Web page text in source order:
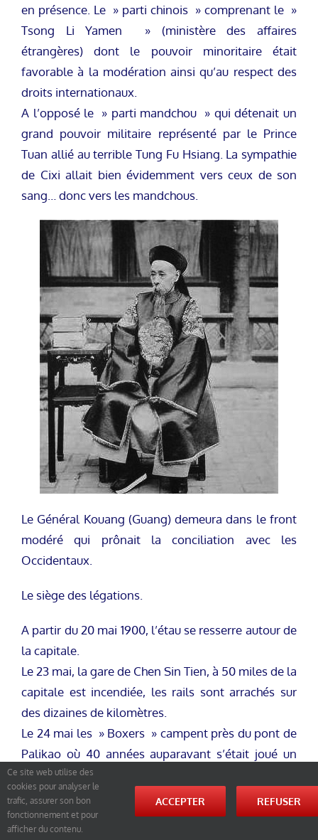
en présence. Le » parti chinois » comprenant le »
Tsong Li Yamen » (ministère des affaires
étrangères) dont le pouvoir minoritaire était
favorable à la modération ainsi qu’au respect des
droits internationaux.
A l’opposé le » parti mandchou » qui détenait un
grand pouvoir militaire représenté par le Prince
Tuan allié au terrible Tung Fu Hsiang. La sympathie
de Cixi allait bien évidemment vers ceux de son
sang… donc vers les mandchous.
Le Général Kouang (Guang) demeura dans le front
modéré qui prônait la conciliation avec les
Occidentaux.
Le siège des légations.
A partir du 20 mai 1900, l’étau se resserre autour de
la capitale.
Le 23 mai, la gare de Chen Sin Tien, à 50 miles de la
capitale est incendiée, les rails sont arrachés sur
des dizaines de kilomètres.
Le 24 mai les » Boxers » campent près du pont de
Palikao où 40 années auparavant s’était joué un
épisode fameux et dramatique de l’histoire
chinoise. Pendant ce temps à Pékin, des tracts
enflammés circulent promettant la protection de
Kouang Ti, le Dieu de la Guerre, à tous ceux qui
Ce site web utilise des
cookies pour analyser le
trafic, assurer son bon
fonctionnement et pour
afficher du contenu.
ACCEPTER REFUSER